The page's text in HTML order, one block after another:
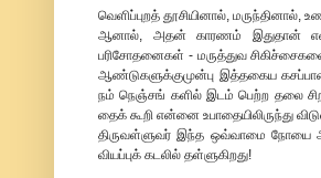
வெளிப்புறத் தூசியினால்,
ஆனால், அதன் காரணம் இதுதான்
பரிசோதனைகள் - மருத்துவ
ஆண்டுகளுக்குமுன்பு இத்தகைய
நம் நெஞ்சங் களில் இடம் பெற்ற தலை
தைக் கூறி என்னை உபாதையிலிருந்து
திருவள்ளுவர் இந்த ஒவ்வாமை நோயை
வியப்புக் கடலில் தள்ளுகிறது!